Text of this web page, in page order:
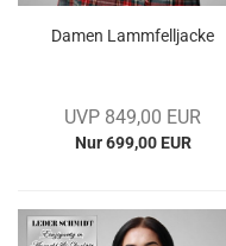
Damen Lamm­fell­ja­cke
UVP 849,00 EUR
Nur 699,00 EUR